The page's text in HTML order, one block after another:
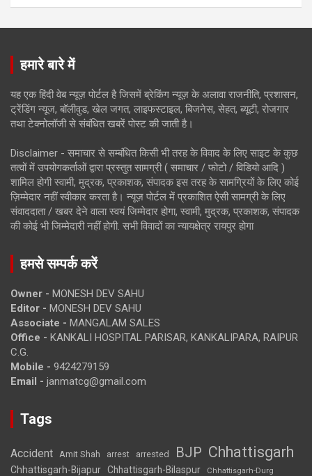
हमारे बारे में
यह एक हिंदी वेब न्यूज़ पोर्टल है जिसमें ब्रेकिंग न्यूज़ के अलावा राजनीति, प्रशासन,
ट्रेंडिंग न्यूज, बॉलीवुड, खेल जगत, लाइफस्टाइल, बिजनेस, सेहत, ब्यूटी, रोजगार
तथा टेक्नोलॉजी से संबंधित खबरें पोस्ट की जाती है।
Disclaimer - समाचार से सम्बंधित किसी भी तरह के विवाद के लिए साइट के कुछ
तत्वों में उपयोगकर्ताओं द्वारा प्रस्तुत सामग्री ( समाचार / फोटो / विडियो आदि )
शामिल होगी स्वामी, मुद्रक, प्रकाशक, संपादक इस तरह के सामग्रियों के लिए कोई
ज़िम्मेदार नहीं स्वीकार करता है। न्यूज़ पोर्टल में प्रकाशित ऐसी सामग्री के लिए
संवाददाता / खबर देने वाला स्वयं जिम्मेदार होगा, स्वामी, मुद्रक, प्रकाशक, संपादक
की कोई भी जिम्मेदारी नहीं होगी. सभी विवादों का न्यायक्षेत्र रायपुर होगा
हमसे सम्पर्क करें
Owner - MONESH DEV SAHU
Editor - MONESH DEV SAHU
Associate - MANGALAM SALES
Office - KANKALI HOSPITAL PARISAR, KANKALIPARA, RAIPUR
C.G.
Mobile - 9424279159
Email - janmatcg@gmail.com
Tags
Accident Amit Shah arrest arrested BJP Chhattisgarh
Chhattisgarh-Bijapur Chhattisgarh-Bilaspur Chhattisgarh-Durg